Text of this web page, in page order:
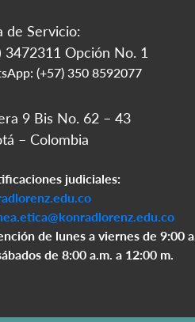
de Servicio:
3472311 Opción No. 1
(+57) 350 8592077
9 Bis No. 62 – 43
– Colombia
judiciales:
de lunes a viernes de 9:00
de 8:00 a.m. a 12:00 m.